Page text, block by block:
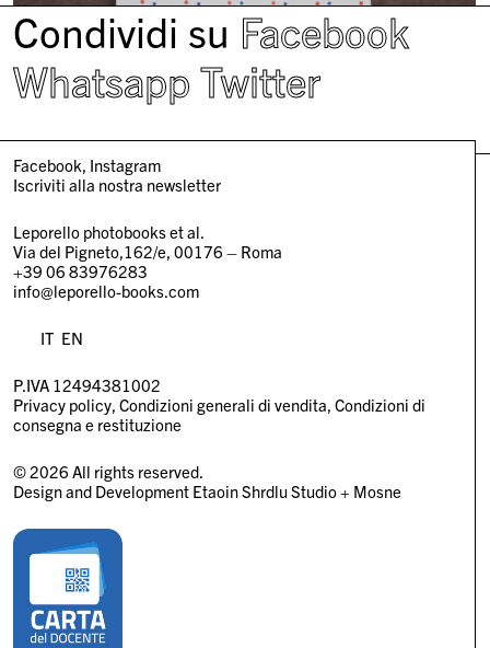
Condividi su Facebook
Whatsapp Twitter
Facebook Instagram
Iscriviti alla nostra newsletter
Leporello photobooks et al.
Via del Pigneto,162/e, 00176 – Roma
+39 06 83976283
info@leporello-books.com
IT EN
P.IVA 12494381002
Privacy policy Condizioni generali di vendita Condizioni di
consegna e restituzione
© 2026 All rights reserved.
Design and Development Etaoin Shrdlu Studio+ Mosne